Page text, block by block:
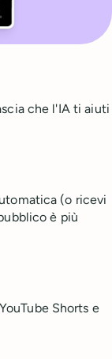
che l'IA ti aiuti
(o ricevi
è più
Shorts e